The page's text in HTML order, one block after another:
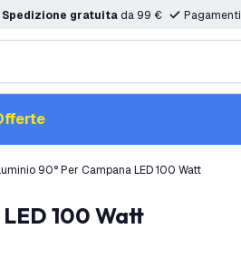
Spedizione gratuita da 99 € Pagamenti
90° Per Campana LED 100 Watt
100 Watt